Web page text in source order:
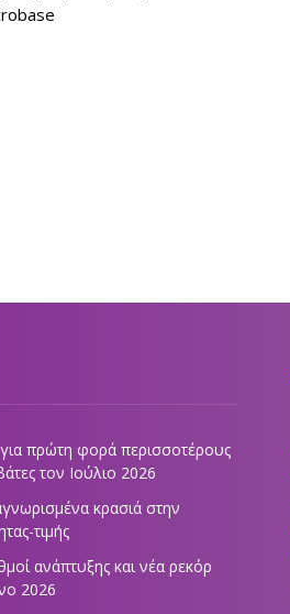
πρώτη φορά περισσοτέρους
τον Ιούλιο 2026
κρασιά στην
τιμής
ανάπτυξης και νέα ρεκόρ
2026